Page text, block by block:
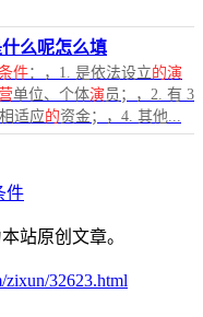
什么呢怎么填
件：，1. 是依法设立的演
营单位、个体演 员；，2. 有 3
适应的资金；，4. 其他...
件
站原创文章。
zixun/32623.html